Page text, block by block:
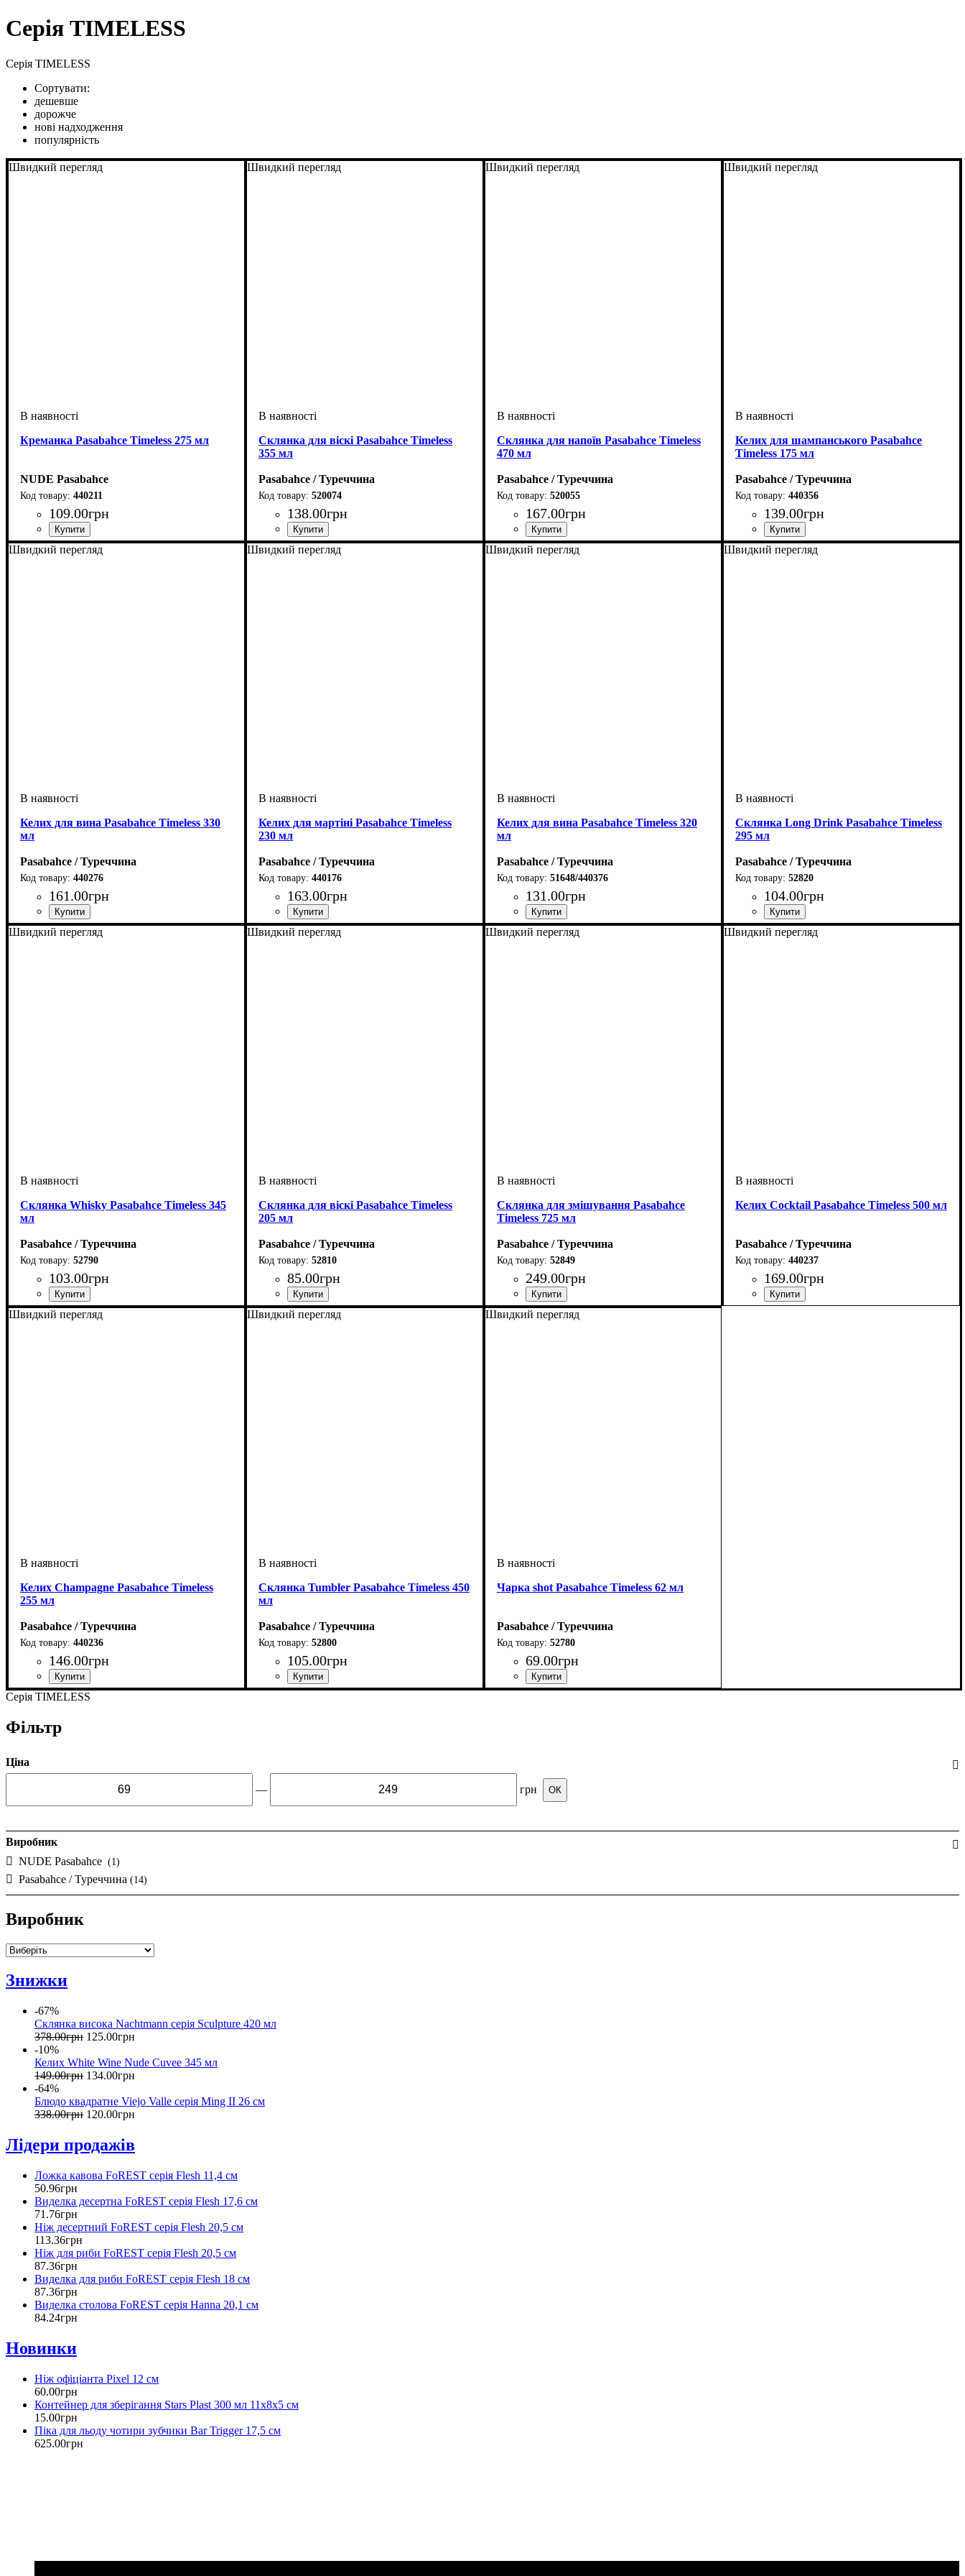
Серія TIMELESS
Серія TIMELESS
Сортувати:
дешевше
дорожче
нові надходження
популярність
Швидкий перегляд
Креманка Pasabahce Timeless 275 мл
NUDE Pasabahce
440211
109.00грн
Швидкий перегляд
Склянка для віскі Pasabahce Timeless
355 мл
Pasabahce / Туреччина
520074
138.00грн
Швидкий перегляд
Склянка для напоїв Pasabahce Timeless
470 мл
Pasabahce / Туреччина
520055
167.00грн
Швидкий перегляд
Келих для шампанського Pasabahce
Timeless 175 мл
Pasabahce / Туреччина
440356
139.00грн
Швидкий перегляд
Келих для вина Pasabahce Timeless 330
мл
Pasabahce / Туреччина
440276
161.00грн
Швидкий перегляд
Келих для мартіні Pasabahce Timeless
230 мл
Pasabahce / Туреччина
440176
163.00грн
Швидкий перегляд
Келих для вина Pasabahce Timeless 320
мл
Pasabahce / Туреччина
51648/440376
131.00грн
Швидкий перегляд
Склянка Long Drink Pasabahce Timeless
295 мл
Pasabahce / Туреччина
52820
104.00грн
Швидкий перегляд
Склянка Whisky Pasabahce Timeless 345
мл
Pasabahce / Туреччина
52790
103.00грн
Швидкий перегляд
Склянка для віскі Pasabahce Timeless
205 мл
Pasabahce / Туреччина
52810
85.00грн
Швидкий перегляд
Склянка для змішування Pasabahce
Timeless 725 мл
Pasabahce / Туреччина
52849
249.00грн
Швидкий перегляд
Келих Cocktail Pasabahce Timeless 500 мл
Pasabahce / Туреччина
440237
169.00грн
Швидкий перегляд
Келих Champagne Pasabahce Timeless
255 мл
Pasabahce / Туреччина
440236
146.00грн
Швидкий перегляд
Склянка Tumbler Pasabahce Timeless 450
мл
Pasabahce / Туреччина
52800
105.00грн
Швидкий перегляд
Чарка shot Pasabahce Timeless 62 мл
Pasabahce / Туреччина
52780
69.00грн
Серія TIMELESS
Фільтр
Ціна
— грн ОК
Виробник
NUDE Pasabahce (1)
Pasabahce / Туреччина (14)
Виробник
Знижки
-67%
Склянка висока Nachtmann серія Sculpture 420 мл
378.00грн 125.00грн
-10%
Келих White Wine Nude Cuvee 345 мл
149.00грн 134.00грн
-64%
Блюдо квадратне Viejo Valle серія Ming II 26 см
338.00грн 120.00грн
Лідери продажів
Ложка кавова FoREST серія Flesh 11,4 см
50.96грн
Виделка десертна FoREST серія Flesh 17,6 см
71 .76грн
Ніж десертний FoREST серія Flesh 20,5 см
113.36грн
Ніж для риби FoREST серія Flesh 20,5 см
87.36грн
Виделка для риби FoREST серія Flesh 18 см
87.36грн
Виделка столова FoREST серія Hanna 20,1 см
84.24грн
Новинки
Ніж офіціанта Pixel 12 см
60.00грн
Контейнер для зберігання Stars Plast 300 мл 11х8х5 см
15.00грн
Піка для льоду чотири зубчики Bar Trigger 17,5 см
625.00грн